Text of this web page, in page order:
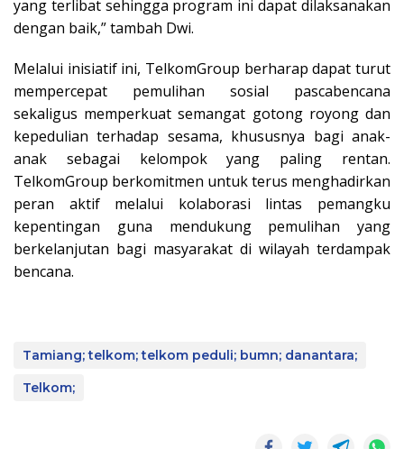
yang terlibat sehingga program ini dapat dilaksanakan
dengan baik,” tambah Dwi.
Melalui inisiatif ini, TelkomGroup berharap dapat turut
mempercepat pemulihan sosial pascabencana
sekaligus memperkuat semangat gotong royong dan
kepedulian terhadap sesama, khususnya bagi anak-
anak sebagai kelompok yang paling rentan.
TelkomGroup berkomitmen untuk terus menghadirkan
peran aktif melalui kolaborasi lintas pemangku
kepentingan guna mendukung pemulihan yang
berkelanjutan bagi masyarakat di wilayah terdampak
bencana.
Tamiang; telkom; telkom peduli; bumn; danantara;
Telkom;